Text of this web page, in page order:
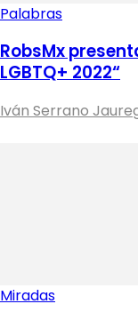
Palabras
RobsMx
LGBTQ+ 2022“
Iván Serrano
Miradas